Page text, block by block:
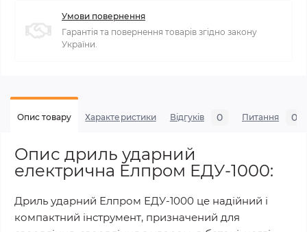
Умови повернення
Гарантія та повернення товарів згідно закону
України.
Опис товару Характеристики Відгуків 0 Питання 0
Опис дриль ударний
електрична Елпром ЕДУ-1000:
Дриль ударний Елпром ЕДУ-1000 це надійний і
компактний інструмент, призначений для